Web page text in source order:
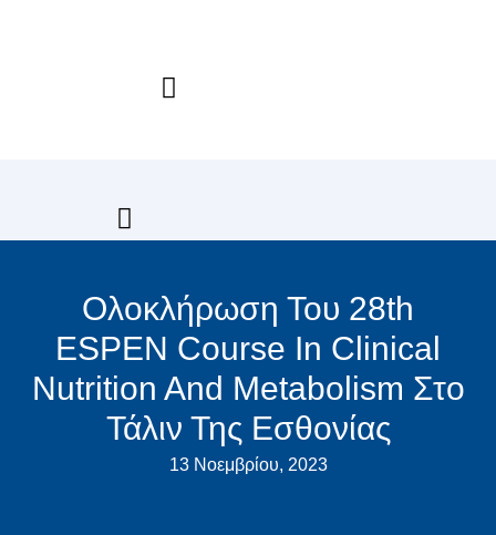
Ολοκλήρωση Του 28th
ESPEN Course In Clinical
Nutrition And Metabolism Στο
Τάλιν Της Εσθονίας
13 Νοεμβρίου, 2023